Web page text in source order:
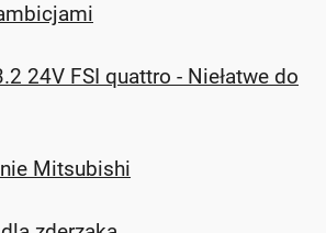
24V FSI quattro - Niełatwe do
Mitsubishi